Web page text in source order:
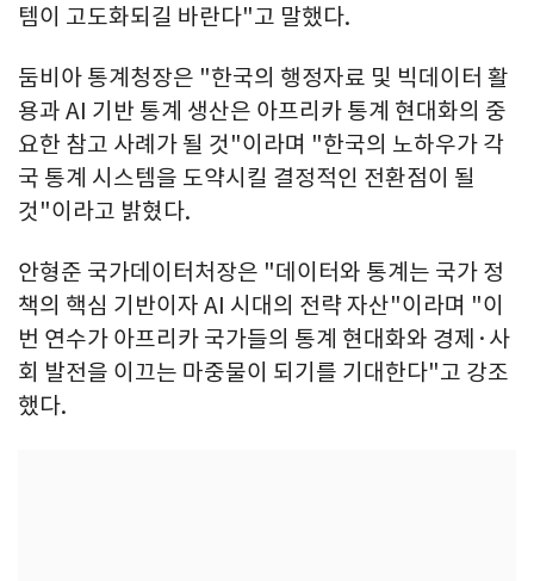
템이 고도화되길 바란다"고 말했다.
둠비아 통계청장은 "한국의 행정자료 및 빅데이터 활
용과 AI 기반 통계 생산은 아프리카 통계 현대화의 중
요한 참고 사례가 될 것"이라며 "한국의 노하우가 각
국 통계 시스템을 도약시킬 결정적인 전환점이 될
것"이라고 밝혔다.
안형준 국가데이터처장은 "데이터와 통계는 국가 정
책의 핵심 기반이자 AI 시대의 전략 자산"이라며 "이
번 연수가 아프리카 국가들의 통계 현대화와 경제·사
회 발전을 이끄는 마중물이 되기를 기대한다"고 강조
했다.